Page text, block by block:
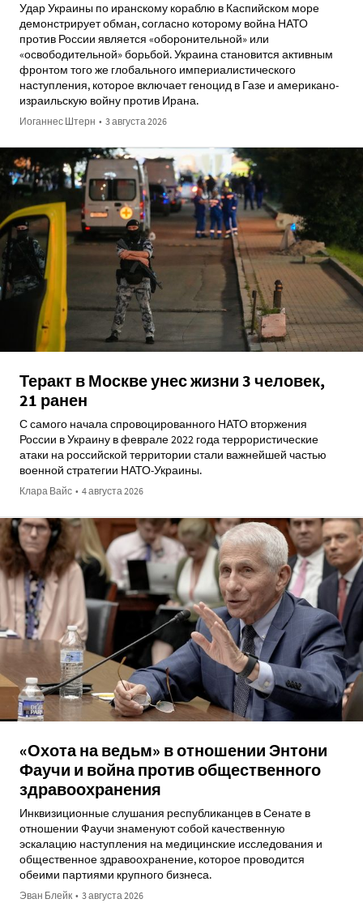
Удар Украины по иранскому кораблю в Каспийском море
демонстрирует обман, согласно которому война НАТО
против России является «оборонительной» или
«освободительной» борьбой. Украина становится активным
фронтом того же глобального империалистического
наступления, которое включает геноцид в Газе и американо-
израильскую войну против Ирана.
Иоганнес Штерн • 3 августа 2026
Теракт в Москве унес жизни 3 человек,
21 ранен
С самого начала спровоцированного НАТО вторжения
России в Украину в феврале 2022 года террористические
атаки на российской территории стали важнейшей частью
военной стратегии НАТО-Украины.
Клара Вайс • 4 августа 2026
«Охота на ведьм» в отношении Энтони
Фаучи и война против общественного
здравоохранения
Инквизиционные слушания республиканцев в Сенате в
отношении Фаучи знаменуют собой качественную
эскалацию наступления на медицинские исследования и
общественное здравоохранение, которое проводится
обеими партиями крупного бизнеса.
Эван Блейк • 3 августа 2026